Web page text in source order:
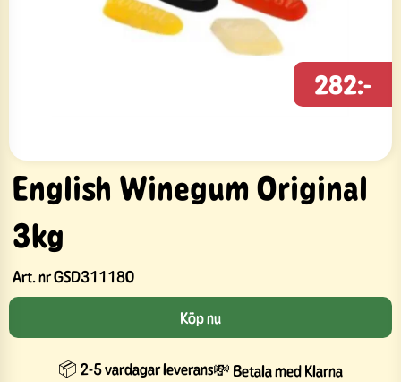
English Winegum Original
3kg
Art. nrGSD311180
282:-
Köp nu
📦 2-5 vardagar leverans💸 Betala med Klarna